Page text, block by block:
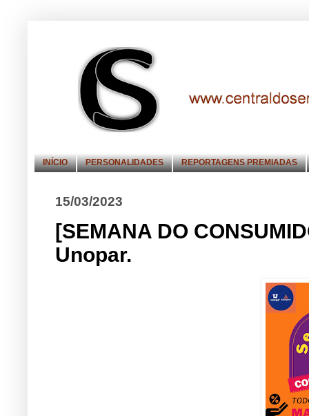
INÍCIO PERSONALIDADES REPORTAGENS PREMIADAS
15/03/2023
[SEMANA DO
Unopar.